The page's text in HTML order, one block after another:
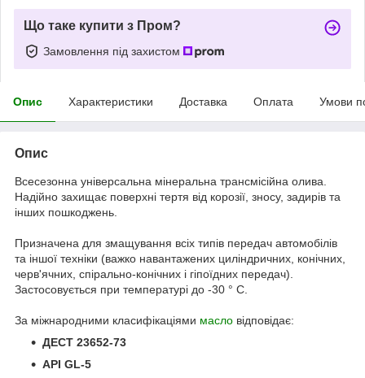
Що таке купити з Пром?
Замовлення під захистом
Опис Характеристики Доставка Оплата Умови
Опис
Всесезонна універсальна мінеральна трансмісійна олива.
Надійно захищає поверхні тертя від корозії, зносу, задирів та
інших пошкоджень.
Призначена для змащування всіх типів передач автомобілів
та іншої техніки (важко навантажених циліндричних, конічних,
черв'ячних, спірально-конічних і гіпоїдних передач).
Застосовується при температурі до -30 ° С.
За міжнародними класифікаціями масло відповідає:
ДЕСТ 23652-73
API GL-5